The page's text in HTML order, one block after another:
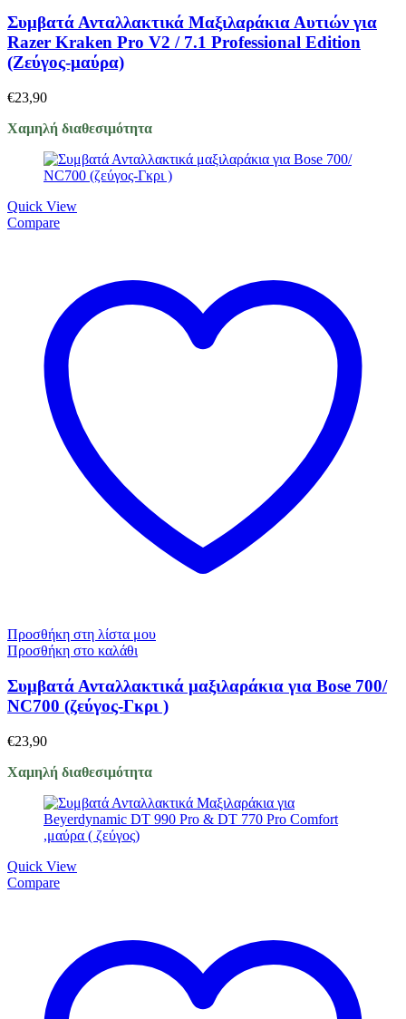
Συμβατά Ανταλλακτικά Μαξιλαράκια Αυτιών για
Razer Kraken Pro V2 / 7.1 Professional Edition
(Ζεύγος-μαύρα)
€23,90
Χαμηλή διαθεσιμότητα
Quick View
Compare
Προσθήκη στη λίστα μου
Προσθήκη στο καλάθι
Συμβατά Ανταλλακτικά μαξιλαράκια για Bose 700/
NC700 (ζεύγος-Γκρι )
€23,90
Χαμηλή διαθεσιμότητα
Quick View
Compare